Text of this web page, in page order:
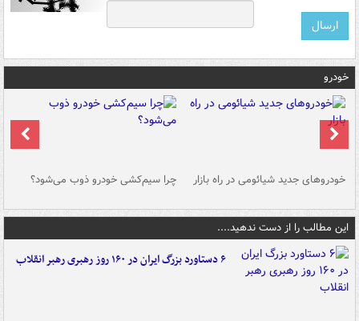
خودرو
خودروهای جدید شیائومی در راه بازار چرا سیم‌کشی خودرو ذوب می‌شود؟
این مطالب را از دست ندهید....
۶ دستاورد بزرگ ایران در ۱۶۰ روز رهبری رهبر انقلاب